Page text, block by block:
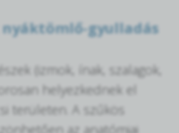
gyulladás
(izmok, ínak, szalagok,
helyezkednek el
területen. A szűkös
az anatómiai